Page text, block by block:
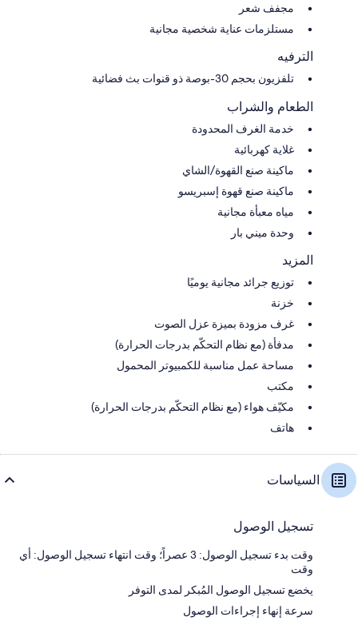
مجفف شعر
مستلزمات عناية شخصية مجانية
الترفيه
تلفزيون بحجم 30-بوصة ذو قنوات بث فضائية
الطعام والشراب
خدمة الغرف المحدودة
غلاية كهربائية
ماكينة صنع القهوة/الشاي
ماكينة صنع قهوة إسبريسو
مياه معبأة مجانية
وحدة ميني بار
المزيد
توزيع جرائد مجانية يوميًا
خزنة
غرف مزودة بميزة عزل الصوت
مدفأة (مع نظام التحكّم بدرجات الحرارة)
مساحة عمل مناسبة للكمبيوتر المحمول
مكتب
مكيّف هواء (مع نظام التحكّم بدرجات الحرارة)
هاتف
السياسات
تسجيل الوصول
وقت بدء تسجيل الوصول: 3 عصراً؛ وقت انتهاء تسجيل الوصول: أي
وقت
يخضع تسجيل الوصول المُبكر لمدى التوفر
سرعة إنهاء إجراءات الوصول